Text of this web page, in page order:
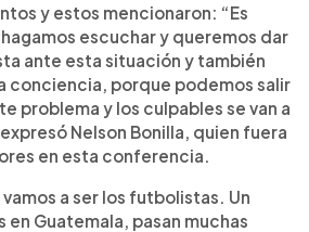
y estos mencionaron: “Es
escuchar y queremos dar
ante esta situación y también
conciencia, porque podemos salir
problema y los culpables se van a
Nelson Bonilla, quien fuera
en esta conferencia.
a ser los futbolistas. Un
Guatemala, pasan muchas